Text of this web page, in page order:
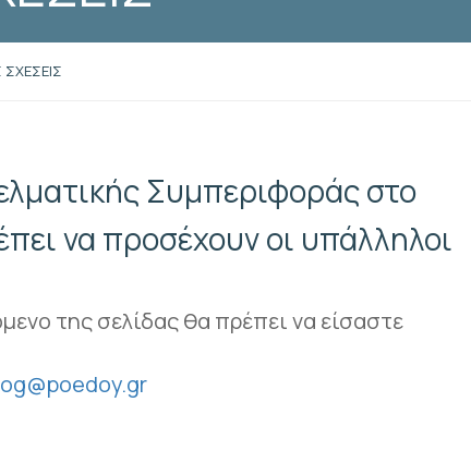
ΣΧΕΣΕΙΣ
Συμπεριφοράς στο
να προσέχουν οι υπάλληλοι
της σελίδας θα πρέπει να είσαστε